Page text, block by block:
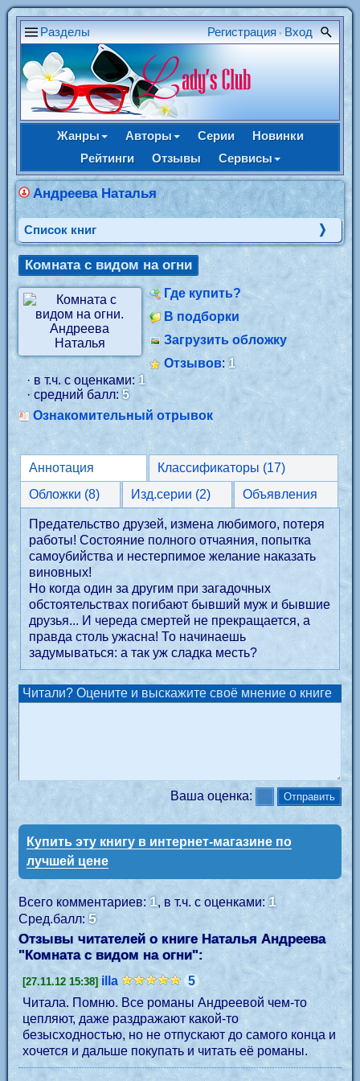
Разделы Регистрация • Вход
Жанры Авторы Серии
Новинки
Рейтинги
Отзывы Сервисы
Андреева Наталья
Cписок книг
Комната с видом на огни
Где купить?
В подборки
Загрузить обложку
Отзывов: 1
· в т.ч. с оценками: 1
· средний балл:5
Ознакомительный отрывок
Аннотация
Классификаторы (17)
Обложки (8)
Изд.серии (2) Объявления
Предательство друзей, измена любимого, потеря
работы! Состояние полного отчаяния, попытка
самоубийства и нестерпимое желание наказать
виновных!
Но когда один за другим при загадочных
обстоятельствах погибают бывший муж и бывшие
друзья... И череда смертей не прекращается, а
правда столь ужасна! То начинаешь
задумываться: а так уж сладка месть?
Читали? Оцените и выскажите своё мнение о книге
Ваша оценка:
Купить эту книгу в интернет-магазине по
лучшей цене
Всего комментариев: 1, в т.ч. с оценками: 1
Сред.балл: 5
Отзывы читателей о книге Наталья Андреева
"Комната с видом на огни":
[27.11.12 15:38] illa
5
Читала. Помню. Все романы Андреевой чем-то
цепляют, даже раздражают какой-то
безысходностью, но не отпускают до самого конца и
хочется и дальше покупать и читать её романы.